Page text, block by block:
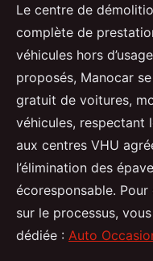
Le centre de
complète de
véhicules hors
proposés, Manocar
gratuit de voitures,
véhicules, respectant
aux centres VHU
l’élimination des
écoresponsable.
sur le processus,
dédiée : Auto